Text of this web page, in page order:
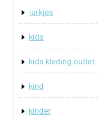
jurkjes
kids
kids kleding outlet
kind
kinder